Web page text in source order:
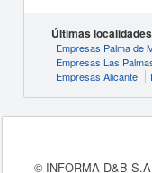
Últimas
Empresas Palma de
Empresas Las
Empresas Alicante
© INFORMA D&B